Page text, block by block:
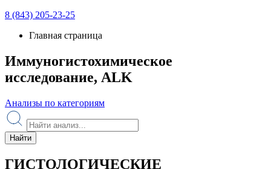
8 (843) 205-23-25
Главная страница
Иммуногистохимическое
исследование, ALK
Анализы по категориям
Найти
ГИСТОЛОГИЧЕСКИЕ